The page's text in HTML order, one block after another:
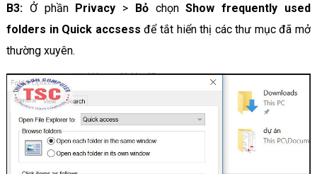
B3:Ở phần Privacy > BỏchọnShow frequently used
folders in Quick accsess để tắt hiển thị các thư mục đã mở
thường xuyên.